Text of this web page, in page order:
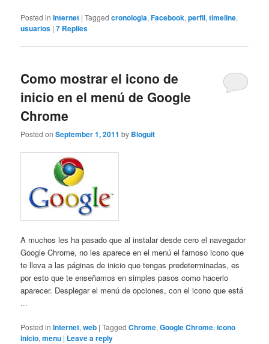
Posted in Internet |Tagged cronologia,Facebook,perfil,timeline,
usuarios |7 Replies
Como mostrar el icono de
inicio en el menú de Google
Chrome
Posted onSeptember 1, 2011 by Bloguit
A muchos les ha pasado que al instalar desde cero el navegador
Google Chrome, no les aparece en el menú el famoso icono que
te lleva a las páginas de inicio que tengas predeterminadas, es
por esto que te enseñamos en simples pasos como hacerlo
aparecer. Desplegar el menú de opciones, con el icono que está
...
Posted in Internet,web |Tagged Chrome,Google Chrome,icono
inicio,menu | Leave a reply